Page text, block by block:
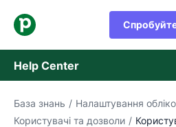
Help Center
База знань
База знань / Налаштування
Користувачі та дозволи /